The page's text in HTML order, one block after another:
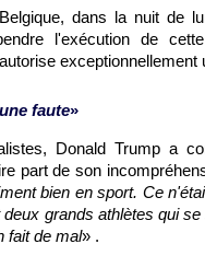
dans la nuit de
l'exécution de
exceptionnellement
faute»
Donald Trump a
part de son
bien en sport. Ce
grands athlètes qui
fait de mal» .